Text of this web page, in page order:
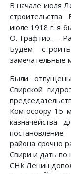
В начале июля
строительства
июле 1918 г. я
О. Графтио.—
Будем
замечательные
Были
Свирской
Комгосоору 15
казначейства
района срочно
Свири и дать по
СНК Ленин